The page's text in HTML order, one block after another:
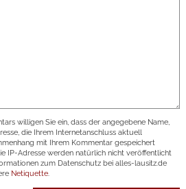
willigen Sie ein, dass der angegebene Name,
die Ihrem Internetanschluss aktuell
mit Ihrem Kommentar gespeichert
IP-Adresse werden natürlich nicht veröffentlicht
zum Datenschutz bei alles-lausitz.de
Netiquette.